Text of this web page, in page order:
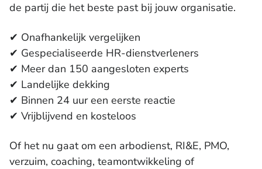
de partij die het beste past bij jouw organisatie.
✔ Onafhankelijk vergelijken
✔ Gespecialiseerde HR-dienstverleners
✔ Meer dan 150 aangesloten experts
✔ Landelijke dekking
✔ Binnen 24 uur een eerste reactie
✔ Vrijblijvend en kosteloos
Of het nu gaat om een arbodienst, RI&E, PMO,
verzuim, coaching, teamontwikkeling of